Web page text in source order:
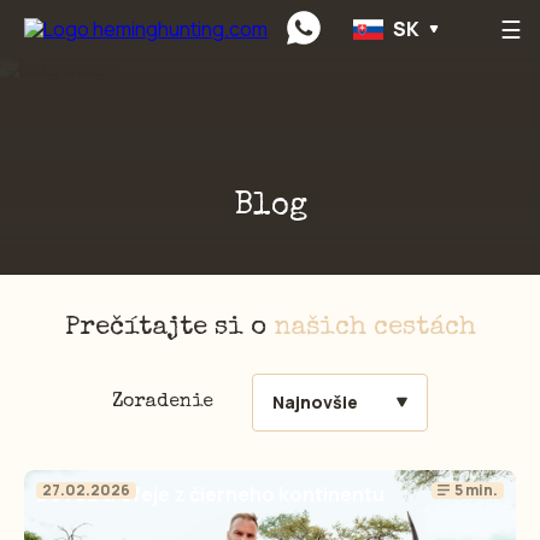
Preskočiť na obsah ☰
SK
Blog
Prečítajte si o našich cestách
Zoradenie Najnovšie
Dovoz trofeje z čierneho kontinentu
27.02.2026 5 min.